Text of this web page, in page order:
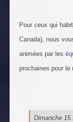
Pour ceux qui
Canada), nous
animées par les
prochaines pour le
Dimanche